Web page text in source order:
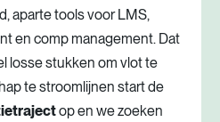
aparte tools voor LMS,
en comp management. Dat
losse stukken om vlot te
te stroomlijnen start de
op en we zoeken